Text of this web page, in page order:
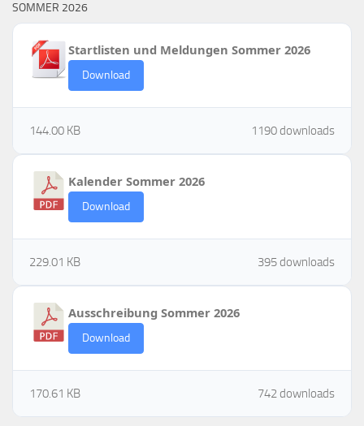
SOMMER 2026
Startlisten und Meldungen Sommer 2026
Download
1190 downloads
144.00 KB
Kalender Sommer 2026
Download
395 downloads
229.01 KB
Ausschreibung Sommer 2026
Download
742 downloads
170.61 KB